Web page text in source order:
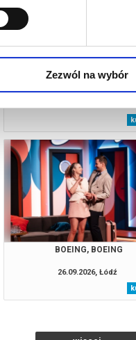
Zezwól na wybór
REPLAY
BOEING, BOEING
26.09.2026, Łódź